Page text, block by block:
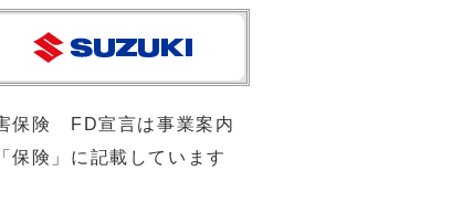
保険 FD宣言は事業案内
保険」に記載しています